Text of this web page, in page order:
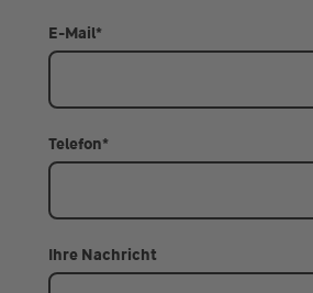
E-Mail*
Telefon*
Ihre Nachricht